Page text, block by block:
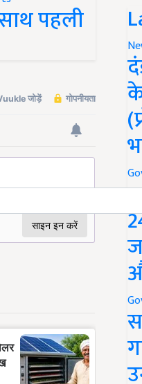
पहली